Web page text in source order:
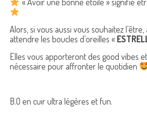
Alors, si vous aussi vous souhaitez
attendre les boucles d’oreilles «
Elles vous apporteront des good vibes
nécessaire pour affronter le quotidien
B.O en cuir ultra légères et fun.